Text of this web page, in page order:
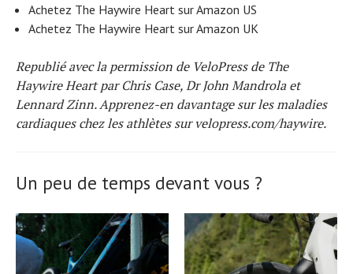
Achetez The Haywire Heart sur Amazon US
Achetez The Haywire Heart sur Amazon UK
Republié avec la permission de VeloPress de The
Haywire Heart par Chris Case, Dr John Mandrola et
Lennard Zinn. Apprenez-en davantage sur les maladies
cardiaques chez les athlètes sur velopress.com/haywire.
Un peu de temps devant vous ?